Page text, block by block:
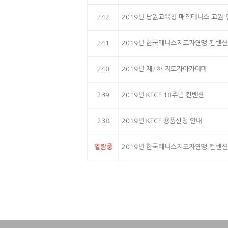
242 2019년 남원교육청 매직테니스 교원
241 2019년 한국테니스지도자연맹 컨벤
240 2019년 제2차 지도자아카데미
239 2019년 KTCF 10주년 컨밴션
238 2019년 KTCF 용품신청 안내
열람중 2019년 한국테니스지도자연맹 컨벤션